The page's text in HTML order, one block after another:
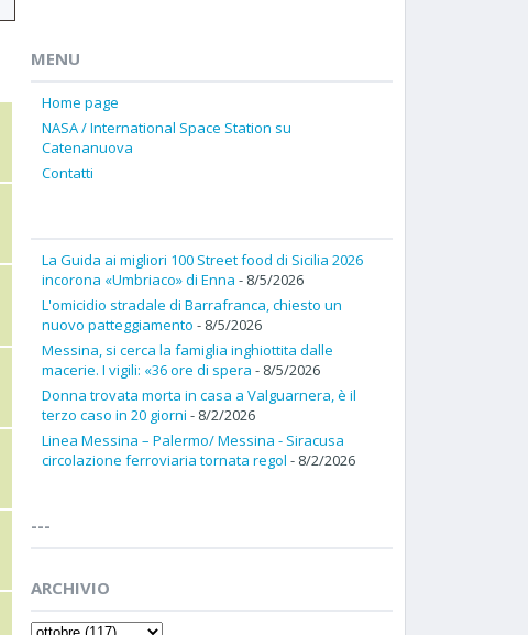
MENU
Home page
NASA / International Space Station su
Catenanuova
Contatti
La Guida ai migliori 100 Street food di Sicilia 2026
incorona «Umbriaco» di Enna - 8/5/2026
L'omicidio stradale di Barrafranca, chiesto un
nuovo patteggiamento - 8/5/2026
Messina, si cerca la famiglia inghiottita dalle
macerie. I vigili: «36 ore di spera - 8/5/2026
Donna trovata morta in casa a Valguarnera, è il
terzo caso in 20 giorni - 8/2/2026
Linea Messina – Palermo/ Messina - Siracusa
circolazione ferroviaria tornata regol - 8/2/2026
---
ARCHIVIO